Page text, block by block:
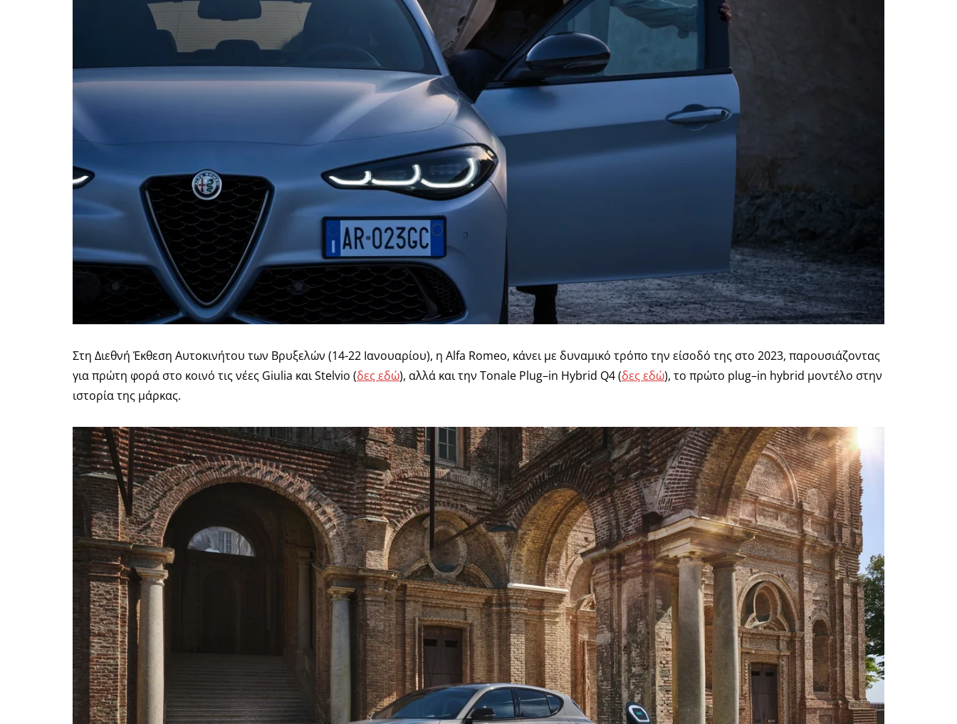
Στη Διεθνή Έκθεση Αυτοκινήτου των Βρυξελών (14-22 Ιανουαρίου), η Alfa Romeo, κάνει με δυναμικό τρόπο την είσοδό της στο 2023, παρουσιάζοντας
για πρώτη φορά στο κοινό τις νέες Giulia καιStelvio (δες εδώ), αλλά και την Tonale Plug–in Hybrid Q4 (δες εδώ), το πρώτο plug–in hybrid μοντέλο στην
ιστορία της μάρκας.